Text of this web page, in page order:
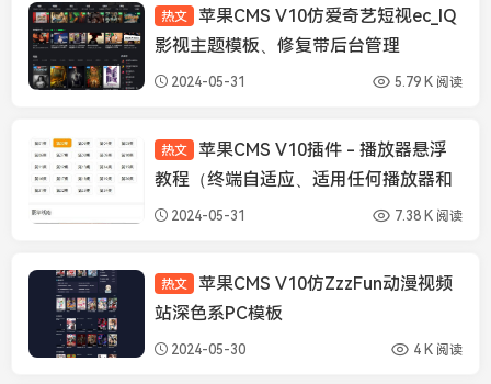
苹果CMS模板
热文
苹果CMS V10仿爱奇艺短视ec_IQ
影视主题模板、修复带后台管理
2024-05-31 5.79 K 阅读
苹果CMS插件
热文
苹果CMS V10插件 - 播放器悬浮
教程（终端自适应、适用任何播放器和
模板）
2024-05-31 7.38 K 阅读
苹果CMS模板
热文
苹果CMS V10仿ZzzFun动漫视频
站深色系PC模板
2024-05-30 4 K 阅读